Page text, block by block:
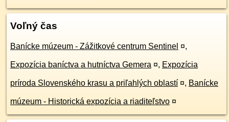
Voľný čas
Banícke múzeum - Zážitkové centrum Sentinel ¤,
Expozícia baníctva a hutníctva Gemera ¤, Expozícia
príroda Slovenského krasu a priľahlých oblastí ¤, Banícke
múzeum - Historická expozícia a riaditeľstvo ¤